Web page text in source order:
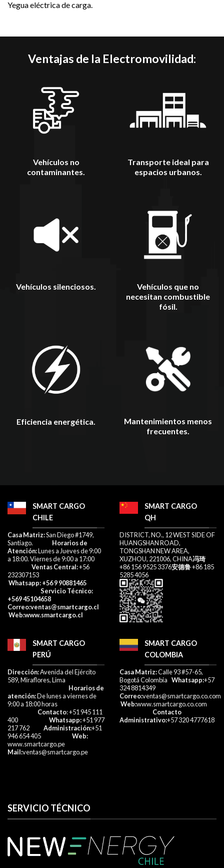
Yegua eléctrica de carga.
Ventajas de la Electromovilidad:
Vehículos no
contaminantes.
Transporte ideal para
espacios urbanos.
Vehículos silenciosos.
Vehículos que no
necesitan combustible
fósil.
Eficiencia energética.
Mantenimientos menos
frecuentes.
SMART CARGO
CHILE
​Casa Matriz:San Diego #1749,
Santiago. Horarios de
Atención:Lunes a Jueves de 9:00
a 18:00. Viernes de 9:00 a 17:00​
Ventas Central:+56
232307153​
Whatsapp: +56 9 90881465
Servicio Técnico:
+569 45104658
Correo:ventas@smartcargo.cl
Web:www.smartcargo.cl
SMART CARGO
QH
DISTRICT, NO., 12 WEST SIDE OF
HUANGSHAN ROAD,
TONGSHAN NEW AREA,
XUZHOU, 221006, CHINA冯琦
+86 156 9525 3376安德鲁+86 185
5285 4056
SMART CARGO
PERÚ
Dirección:Avenida del Ejército
589, Miraflores, Lima
Horarios de
atención:De lunes a viernes de
9:00 a 18:00 horas
Contacto: +51 945 111
400 Whatsapp:+51 977
217 762 Administración:+51
946 654 405
Web:
www.smartcargo.pe
Mail:ventas@smartcargo.pe
SMART CARGO
COLOMBIA
Casa Matriz:Calle 93 #57-65,
Bogotá Colombia Whatsapp:+57
324 8814349
Correo:ventas@smartcargo.co.com
Web:www.smartcargo.co.com
Contacto
Administrativo:+57 320 4777618​
SERVICIO TÉCNICO